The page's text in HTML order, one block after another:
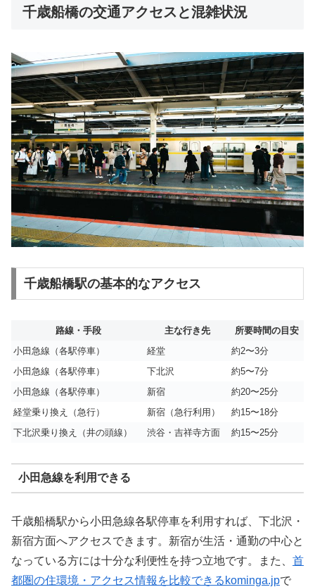
千歳船橋の交通アクセスと混雑状況
千歳船橋駅の基本的なアクセス
路線・手段 主な行き先
所要時間の目安
小田急線（各駅停車）
経堂
約2〜3分
小田急線（各駅停車）
下北沢
約5〜7分
小田急線（各駅停車）
新宿
約20〜25分
経堂乗り換え（急行）
新宿（急行利用）
約15〜18分
下北沢乗り換え（井の頭線）
渋谷・吉祥寺方面 約15〜25分
小田急線を利用できる
千歳船橋駅から小田急線各駅停車を利用すれば、下北沢・
新宿方面へアクセスできます。新宿が生活・通勤の中心と
なっている方には十分な利便性を持つ立地です。また、 首
都圏の住環境・アクセス情報を比較できるkominga.jpで